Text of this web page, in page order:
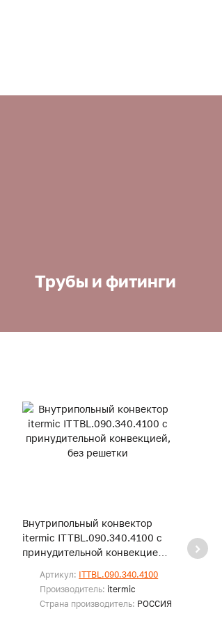
Трубы и фитинги
Внутрипольный конвектор
itermic ITTBL.090.340.4100 с
принудительной конвекцией,
Артикул: ITTBL.090.340.4100
Производитель: itermic
Страна производитель: РОССИЯ